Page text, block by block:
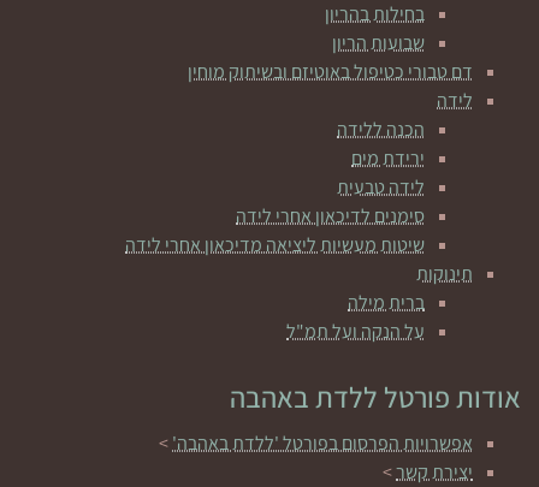
בחילות בהריון
שבועות הריון
דם טבורי כטיפול באוטיזם ובשיתוק מוחין
לידה
הכנה ללידה
ירידת מים
לידה טבעית
סימנים לדיכאון אחרי לידה
שיטות מעשיות ליציאה מדיכאון אחרי לידה
תינוקות
ברית מילה
על הנקה ועל תמ"ל
אודות פורטל ללדת באהבה
אפשרויות הפרסום בפורטל 'ללדת באהבה'>
יצירת קשר>